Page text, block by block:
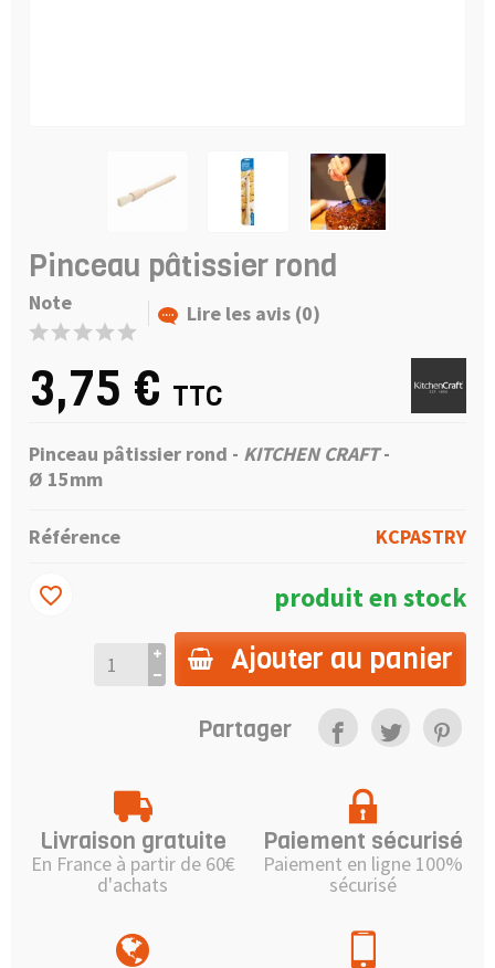
Pinceau pâtissier rond
Note Lire les avis (0)
3,75 € TTC
Pinceau pâtissier rond - KITCHEN CRAFT-
Ø 15mm
Référence KCPASTRY
produit en stock
Ajouter au panier
favorite_border
Partager
Livraison gratuite
En France à partir de 60€
d'achats
Paiement sécurisé
Paiement en ligne 100%
sécurisé